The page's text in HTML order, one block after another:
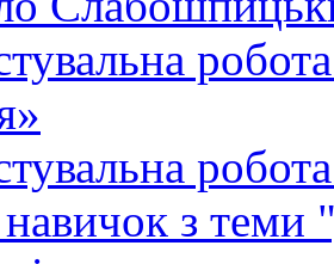
навичок з теми